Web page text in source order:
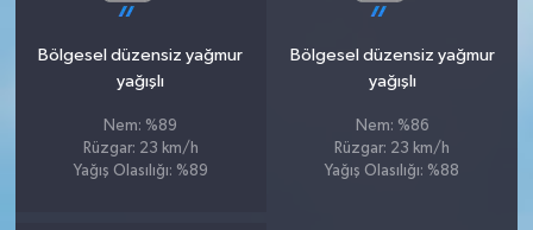
Bölgesel düzensiz yağmur
yağışlı
Nem: %89
Rüzgar: 23 km/h
Yağış Olasılığı: %89
Bölgesel düzensiz yağmur
yağışlı
Nem: %86
Rüzgar: 23 km/h
Yağış Olasılığı: %88